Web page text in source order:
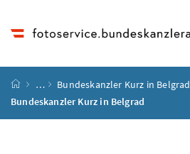
Startseite
…
Bundeskanzler Kurz in Belgrad
Bundeskanzler Kurz in Belgrad